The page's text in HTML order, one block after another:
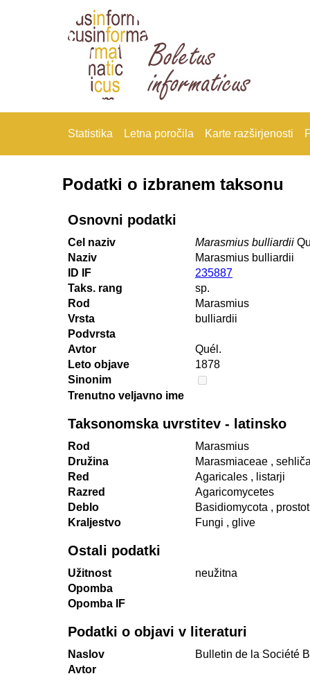
Statistika Letna poročila Karte razširjenosti
Podatki o izbranem taksonu
Osnovni podatki
Cel naziv Marasmius bulliardii
Naziv
Marasmius bulliardii
ID IF
235887
Taks. rang
sp.
Rod
Marasmius
Vrsta
bulliardii
Podvrsta
Avtor
Quél.
Leto objave
1878
Sinonim
Trenutno veljavno ime
Taksonomska uvrstitev - latinsko
Rod
Marasmius
Družina
Marasmiaceae ,
Red
Agaricales , listarji
Razred
Agaricomycetes
Deblo
Basidiomycota ,
Kraljestvo
Fungi , glive
Ostali podatki
Užitnost
neužitna
Opomba
Opomba IF
Podatki o objavi v literaturi
Naslov
Bulletin de la Société
Avtor